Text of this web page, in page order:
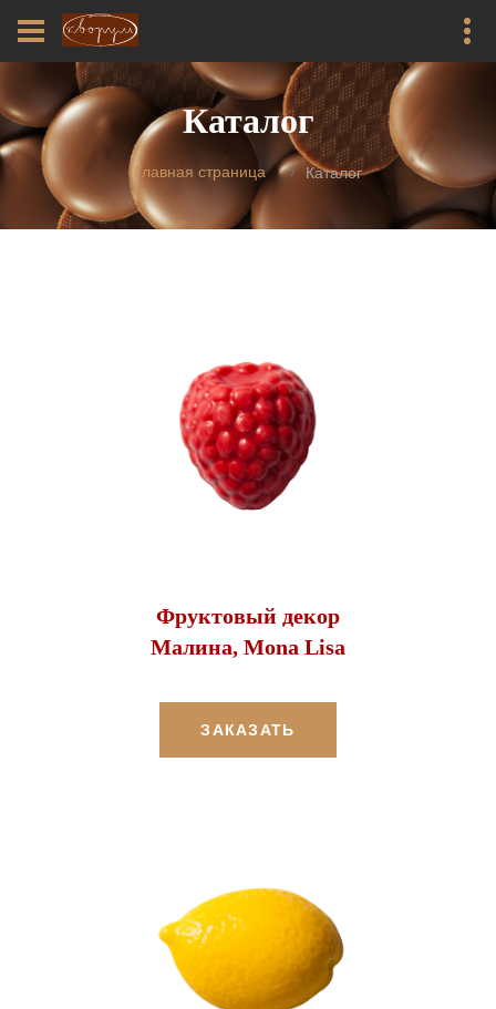
Каталог
Главная страница Каталог
Фруктовый декор
Малина, Mona Lisa
ЗАКАЗАТЬ